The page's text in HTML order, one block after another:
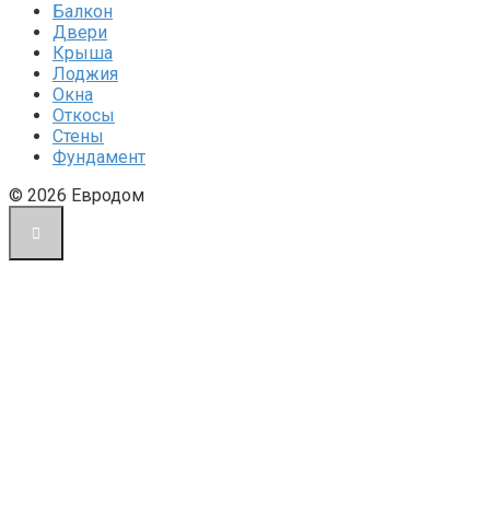
Балкон
Двери
Крыша
Лоджия
Окна
Откосы
Стены
Фундамент
© 2026 Евродом